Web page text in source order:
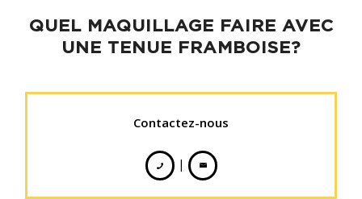
QUEL MAQUILLAGE FAIRE AVEC
UNE TENUE FRAMBOISE?
Contactez-nous
|